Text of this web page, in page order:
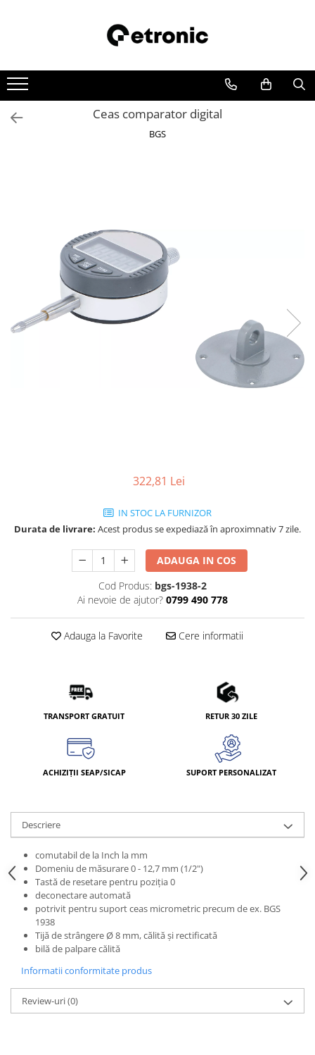
Ceas comparator digital
BGS
322,81 Lei
IN STOC LA FURNIZOR
Durata de livrare: Acest produs se expediază în aproximnativ 7 zile.
ADAUGA IN COS
Cod Produs: bgs-1938-2
Ai nevoie de ajutor? 0799 490 778
Adauga la Favorite Cere informatii
TRANSPORT GRATUIT RETUR 30 ZILE
ACHIZIȚII SEAP/SICAP SUPORT PERSONALIZAT
Descriere
comutabil de la Inch la mm
Domeniu de măsurare 0 - 12,7 mm (1/2")
Tastă de resetare pentru poziţia 0
deconectare automată
potrivit pentru suport ceas micrometric precum de ex. BGS
1938
Tijă de strângere Ø 8 mm, călită şi rectificată
bilă de palpare călită
Informatii conformitate produs
Review-uri(0)